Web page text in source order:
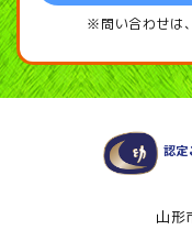
※問い合わせは、
山形